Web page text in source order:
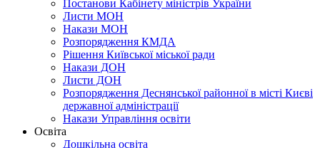
Постанови Кабінету міністрів України
Листи МОН
Накази МОН
Розпорядження КМДА
Рішення Київської міської ради
Накази ДОН
Листи ДОН
Розпорядження Деснянської районної в місті Києві
державної адміністрації
Накази Управління освіти
Освіта
Дошкільна освіта